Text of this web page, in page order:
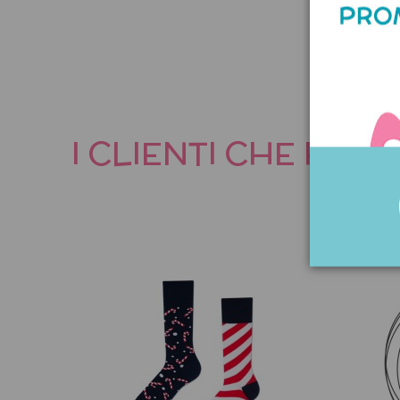
I CLIENTI CHE